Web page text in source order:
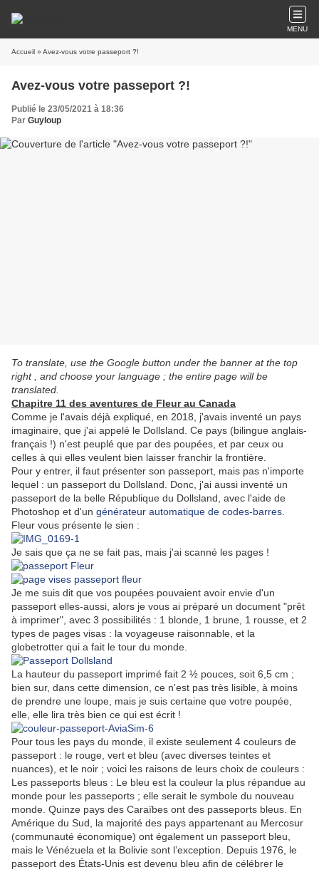
MENU
Accueil » Avez-vous votre passeport ?!
Avez-vous votre passeport ?!
Publié le 23/05/2021 à 18:36
Par Guyloup
To translate, use the Google button under the banner at the top
right , and choose your language ; the entire page will be
translated.
Chapitre 11 des aventures de Fleur au Canada
Comme je l'avais déjà expliqué, en 2018, j'avais inventé un pays
imaginaire, que j'ai appelé le Dollsland. Ce pays (bilingue anglais-
français !) n'est peuplé que par des poupées, et par ceux ou
celles à qui elles veulent bien laisser franchir la frontière.
Pour y entrer, il faut présenter son passeport, mais pas n'importe
lequel : un passeport du Dollsland. Donc, j'ai aussi inventé un
passeport de la belle République du Dollsland, avec l'aide de
Photoshop et d'un générateur automatique de codes-barres
Fleur vous présente le sien :
Je sais que ça ne se fait pas, mais j'ai scanné les pages !
Je me suis dit que vos poupées pouvaient avoir envie d'un
passeport elles-aussi, alors je vous ai préparé un document "prêt
à imprimer", avec 3 possibilités : 1 blonde, 1 brune, 1 rousse, et 2
types de pages visas : la voyageuse raisonnable, et la
globetrotter qui a fait le tour du monde.
La hauteur du passeport imprimé fait 2 ½ pouces, soit 6,5 cm ;
bien sur, dans cette dimension, ce n'est pas très lisible, à moins
de prendre une loupe, mais je suis certaine que votre poupée,
elle, elle lira très bien ce qui est écrit !
Pour tous les pays du monde, il existe seulement 4 couleurs de
passeport : le rouge, vert et bleu (avec diverses teintes et
nuances), et le noir ; voici les raisons de leurs choix de couleurs :
Les passeports bleus : Le bleu est la couleur la plus répandue au
monde pour les passeports ; elle serait le symbole du nouveau
monde. Quinze pays des Caraïbes ont des passeports bleus. En
Amérique du Sud, la majorité des pays appartenant au Mercosur
(communauté économique) ont également un passeport bleu,
mais le Vénézuela et la Bolivie sont l’exception. Depuis 1976, le
passeport des États-Unis est devenu bleu afin de célébrer le